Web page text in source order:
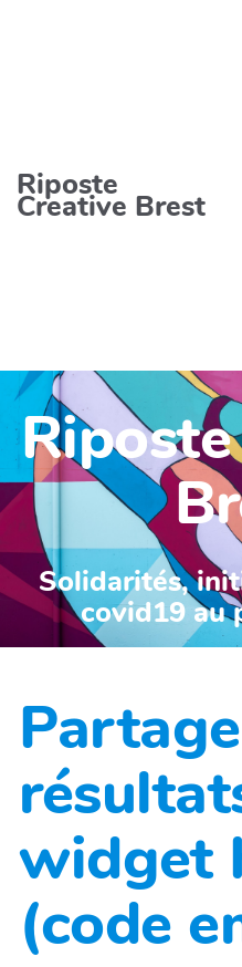
Riposte
Creative Brest
Solidarités,
covid19 au
widget
(code